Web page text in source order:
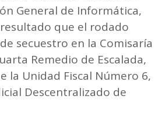
General de Informática,
que el rodado
secuestro en la Comisaría
Remedio de Escalada,
la Unidad Fiscal Número 6,
Descentralizado de